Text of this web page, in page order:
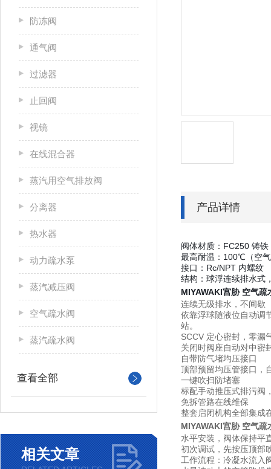
防冻阀
通气阀
过滤器
止回阀
视镜
在线混合器
蒸汽用空气排放阀
分离器
热水器
动力疏水泵
蒸汽减压阀
空气疏水阀
蒸汽疏水阀
查看全部
相关文章
产品详情
阀体材质：FC250 铸
最高耐温：100℃（空
接口：Rc/NPT 内螺纹
结构：球浮连续排水式
MIYAWAKI宫胁 空气疏
连续无级排水，不间歇
依靠浮球随液位自动调
站。
SCCV 定心密封，零漏
关闭时阀座自动对中密
自带防气堵均压接口
顶部预留均压管接口，
一键吹扫防堵塞
标配手动推压式排污阀
免拆管路在线维保
整套启闭机构全部集成
MIYAWAKI宫胁 空气疏
水平安装，阀体保持平
初次调试，先按压顶部
工作流程：冷凝水流